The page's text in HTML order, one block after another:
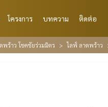
โครงการ บทความ ติดต่อ
ร้าว โชคชัยร่วมมิตร ไลฟ์ ลาดพร้าว